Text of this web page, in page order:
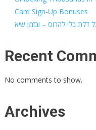
Card Sign-Up Bonuses
דלת בלי להרוס – ובזמן שיא
Recent
No comments to show.
Archives